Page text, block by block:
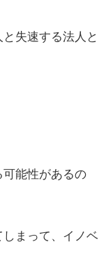
失速する法人と
能性があるの
まって、イノベ